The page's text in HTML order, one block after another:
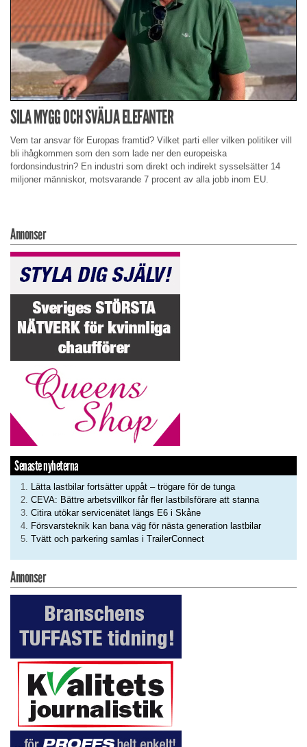
SILA MYGG OCH SVÄLJA ELEFANTER
Vem tar ansvar för Europas framtid? Vilket parti eller vilken politiker vill
bli ihågkommen som den som lade ner den europeiska
fordonsindustrin? En industri som direkt och indirekt sysselsätter 14
miljoner människor, motsvarande 7 procent av alla jobb inom EU.
Annonser
Senaste nyheterna
Lätta lastbilar fortsätter uppåt – trögare för de tunga
CEVA: Bättre arbetsvillkor får fler lastbilsförare att stanna
Citira utökar servicenätet längs E6 i Skåne
Försvarsteknik kan bana väg för nästa generation lastbilar
Tvätt och parkering samlas i TrailerConnect
Annonser